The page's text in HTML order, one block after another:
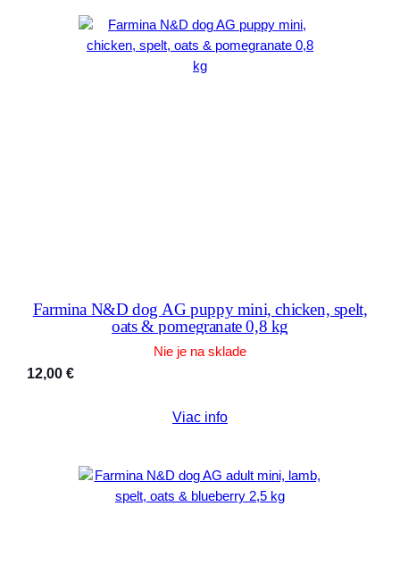
Farmina N&D dog AG puppy mini, chicken, spelt,
oats & pomegranate 0,8 kg
Nie je na sklade
12,00 €
Viac info